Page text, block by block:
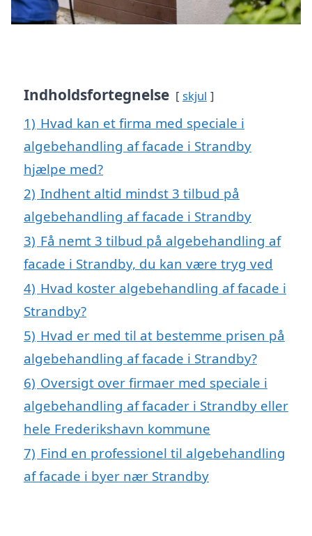
Indholdsfortegnelse skjul
1) Hvad kan et firma med speciale i
algebehandling af facade i Strandby
hjælpe med?
2) Indhent altid mindst 3 tilbud på
algebehandling af facade i Strandby
3) Få nemt 3 tilbud på algebehandling af
facade i Strandby, du kan være tryg ved
4) Hvad koster algebehandling af facade i
Strandby?
5) Hvad er med til at bestemme prisen på
algebehandling af facade i Strandby?
6) Oversigt over firmaer med speciale i
algebehandling af facader i Strandby eller
hele Frederikshavn kommune
7) Find en professionel til algebehandling
af facade i byer nær Strandby